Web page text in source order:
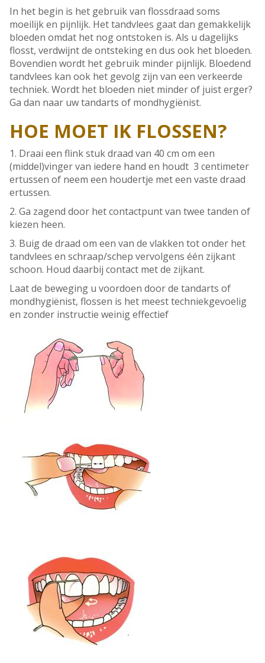
In het begin is het gebruik van flossdraad soms
moeilijk en pijnlijk. Het tandvlees gaat dan gemakkelijk
bloeden omdat het nog ontstoken is. Als u dagelijks
flosst, verdwijnt de ontsteking en dus ook het bloeden.
Bovendien wordt het gebruik minder pijnlijk. Bloedend
tandvlees kan ook het gevolg zijn van een verkeerde
techniek. Wordt het bloeden niet minder of juist erger?
Ga dan naar uw tandarts of mondhygiënist.
HOE MOET IK FLOSSEN?
1. Draai een flink stuk draad van 40 cm om een
(middel)vinger van iedere hand en houdt 3 centimeter
ertussen of neem een houdertje met een vaste draad
ertussen.
2. Ga zagend door het contactpunt van twee tanden of
kiezen heen.
3. Buig de draad om een van de vlakken tot onder het
tandvlees en schraap/schep vervolgens één zijkant
schoon. Houd daarbij contact met de zijkant.
Laat de beweging u voordoen door de tandarts of
mondhygiënist, flossen is het meest techniekgevoelig
en zonder instructie weinig effectief